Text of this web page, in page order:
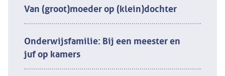
Van (groot)moeder op (klein)dochter
Onderwijsfamilie: Bij een meester en
juf op kamers